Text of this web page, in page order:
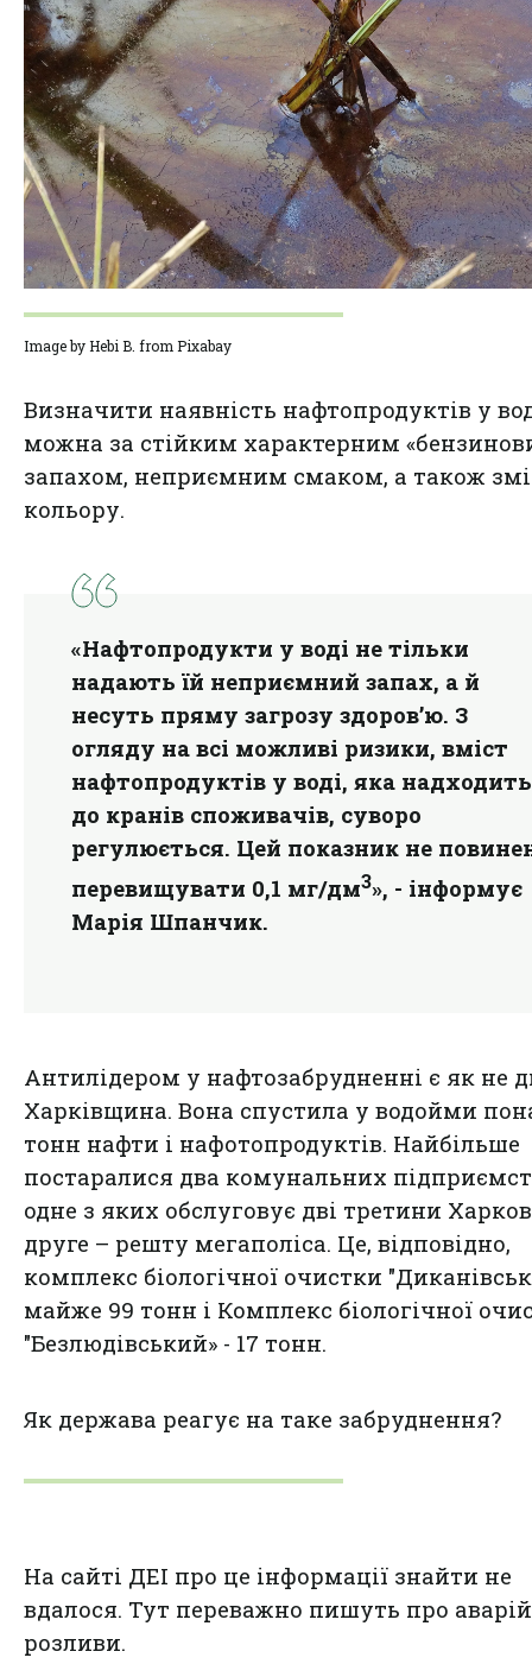
Image by Hebi B. from Pixabay
Визначити наявність нафтопродуктів у
можна за стійким характерним
запахом, неприємним смаком, а також
кольору.
«Нафтопродукти у воді не тільки
надають їй неприємний запах, а й
несуть пряму загрозу здоров’ю. З
огляду на всі можливі ризики, вміст
нафтопродуктів у воді, яка надходить
до кранів споживачів, суворо
регулюється. Цей показник не
перевищувати 0,1 мг/дм3», - інформує
Марія Шпанчик.
Антилідером у нафтозабрудненні є як не
Харківщина. Вона спустила у водойми
тонн нафти і нафотопродуктів. Найбільше
постаралися два комунальних
одне з яких обслуговує дві третини
друге – решту мегаполіса. Це, відповідно,
комплекс бiологiчної очистки
майже 99 тонн і Комплекс бiологiчної
"Безлюдiвський» - 17 тонн.
Як держава реагує на таке забруднення?
На сайті ДЕІ про це інформації знайти не
вдалося. Тут переважно пишуть про
розливи.